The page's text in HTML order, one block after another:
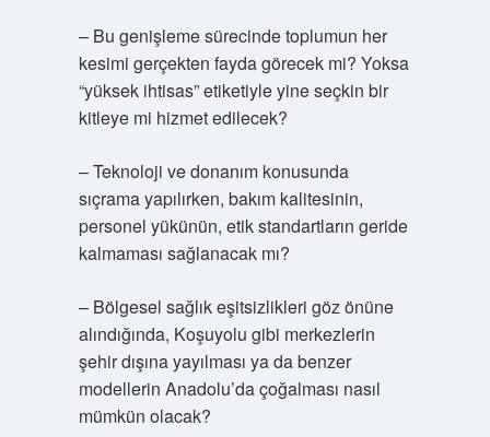
– Bu genişleme sürecinde toplumun her
kesimi gerçekten fayda görecek mi? Yoksa
“yüksek ihtisas” etiketiyle yine seçkin bir
kitleye mi hizmet edilecek?
– Teknoloji ve donanım konusunda
sıçrama yapılırken, bakım kalitesinin,
personel yükünün, etik standartların geride
kalmaması sağlanacak mı?
– Bölgesel sağlık eşitsizlikleri göz önüne
alındığında, Koşuyolu gibi merkezlerin
şehir dışına yayılması ya da benzer
modellerin Anadolu’da çoğalması nasıl
mümkün olacak?